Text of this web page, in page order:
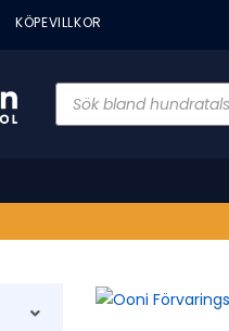
KÖPEVILLKOR